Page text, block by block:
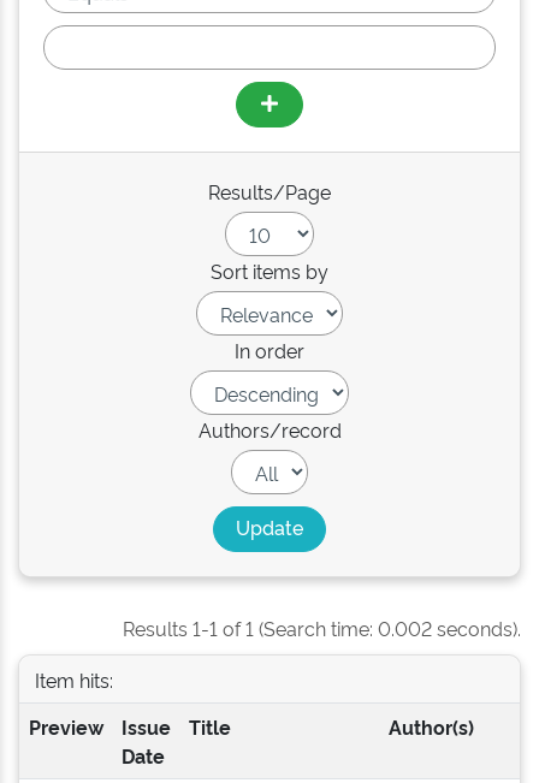
Results/Page
Sort items by
In order
Authors/record
Results 1-1 of 1 (Search time: 0.002 seconds).
Item hits:
Preview
Issue
Date
Title Author(s)